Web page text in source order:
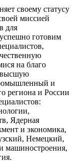
своему статусу
миссией
для
готовим
на благо
высшую
и
региона и России
Ядерная
и экономика,
Немецкий,
машиностроения,